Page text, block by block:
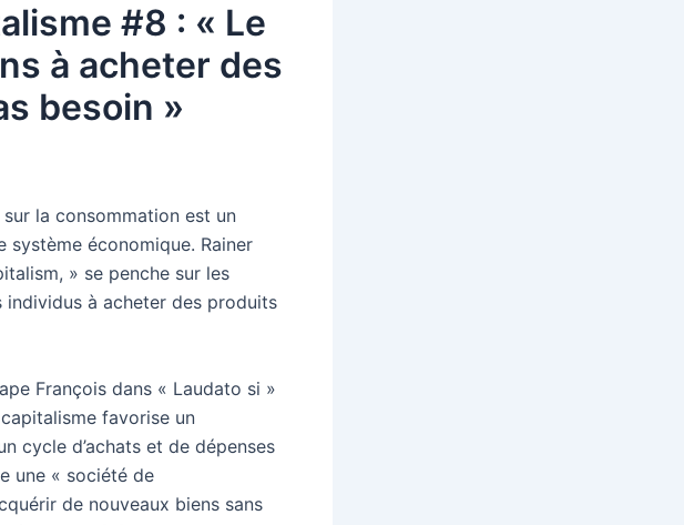
#8 : « Le
à acheter des
besoin »
la consommation est un
système économique. Rainer
» se penche sur les
individus à acheter des produits
François dans « Laudato si »
favorise un
cycle d’achats et de dépenses
une « société de
de nouveaux biens sans